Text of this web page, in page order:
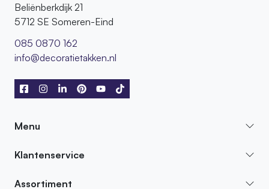
Beliënberkdijk 21
5712 SE Someren-Eind
085 0870 162
info@decoratietakken.nl
Menu
Klantenservice
Assortiment